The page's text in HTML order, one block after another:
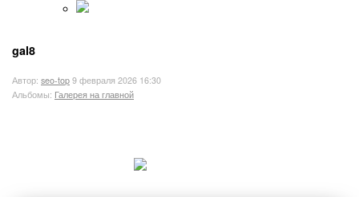
gal8
Автор: seo-top 9 февраля 2026 16:30
Альбомы: Галерея на главной